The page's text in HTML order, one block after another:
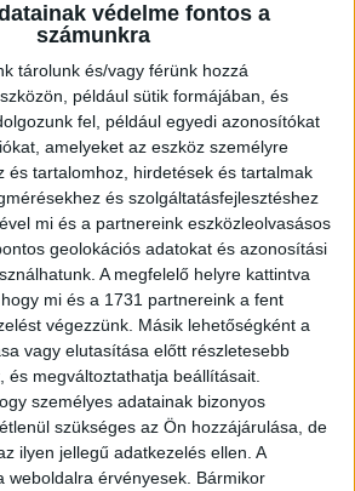
védelme fontos a
számunkra
tárolunk és/vagy férünk hozzá
például sütik formájában, és
fel, például egyedi azonosítókat
amelyeket az eszköz személyre
és tartalomhoz, hirdetések és tartalmak
és szolgáltatásfejlesztéshez
mi és a partnereink eszközleolvasásos
geolokációs adatokat és azonosítási
A megfelelő helyre kattintva
mi és a 1731 partnereink a fent
végezzünk. Másik lehetőségként a
vagy elutasítása előtt részletesebb
és megváltoztathatja beállításait.
személyes adatainak bizonyos
szükséges az Ön hozzájárulása, de
ilyen jellegű adatkezelés ellen. A
weboldalra érvényesek. Bármikor
inspirálta”